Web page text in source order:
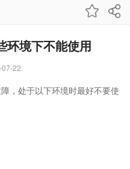
环境下不能使用
22
，处于以下环境时最好不要使